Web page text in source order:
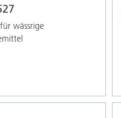
wässrige